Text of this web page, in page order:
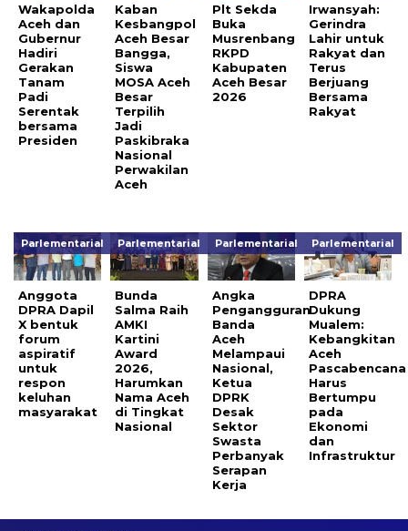
Wakapolda
Aceh dan
Gubernur
Hadiri
Gerakan
Tanam
Padi
Serentak
bersama
Presiden
Kaban
Kesbangpol
Aceh Besar
Bangga,
Siswa
MOSA Aceh
Besar
Terpilih
Jadi
Paskibraka
Nasional
Perwakilan
Aceh
Plt Sekda
Buka
Musrenbang
RKPD
Kabupaten
Aceh Besar
2026
Irwansyah:
Gerindra
Lahir untuk
Rakyat dan
Terus
Berjuang
Bersama
Rakyat
Parlementarial
Anggota
DPRA Dapil
X bentuk
forum
aspiratif
untuk
respon
keluhan
masyarakat
Parlementarial
Bunda
Salma Raih
AMKI
Kartini
Award
2026,
Harumkan
Nama Aceh
di Tingkat
Nasional
Parlementarial
Angka
Pengangguran
Banda
Aceh
Melampaui
Nasional,
Ketua
DPRK
Desak
Sektor
Swasta
Perbanyak
Serapan
Kerja
Parlementarial
DPRA
Dukung
Mualem:
Kebangkitan
Aceh
Pascabencana
Harus
Bertumpu
pada
Ekonomi
dan
Infrastruktur